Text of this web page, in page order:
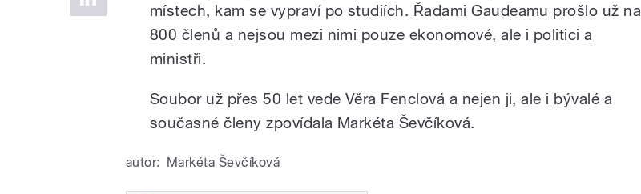
místech, kam se vypraví po studiích. Řadami Gaudeamu prošlo už na
800 členů a nejsou mezi nimi pouze ekonomové, ale i politici a
ministři.
Soubor už přes 50 let vede Věra Fenclová a nejen ji, ale i bývalé a
současné členy zpovídala Markéta Ševčíková.
autor: Markéta Ševčíková